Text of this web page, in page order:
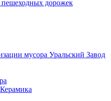
дорожек
мусора Уральский Завод